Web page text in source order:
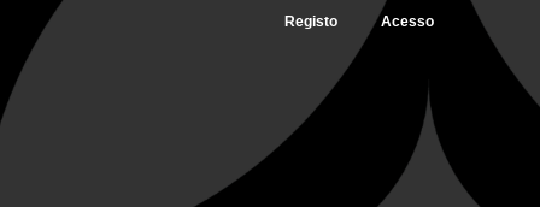
Registo Acesso